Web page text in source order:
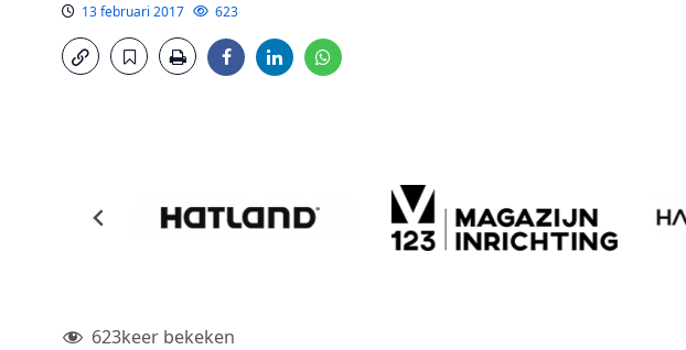
13 februari 2017 623
623keer bekeken